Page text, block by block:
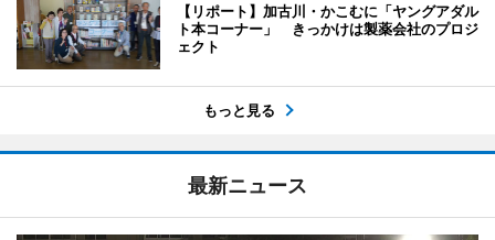
【リポート】加古川・かこむに「ヤングアダル
ト本コーナー」 きっかけは製薬会社のプロジ
ェクト
もっと見る
最新ニュース